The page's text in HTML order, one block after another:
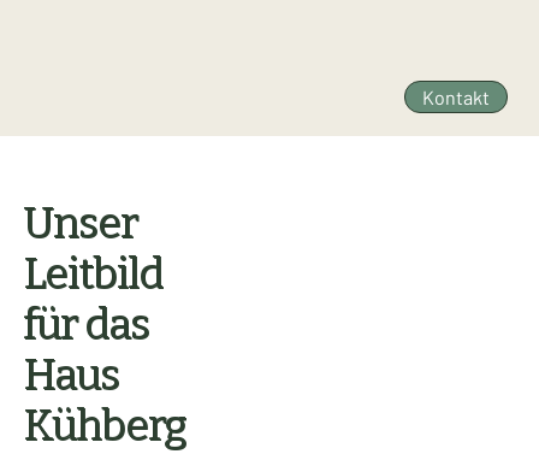
Kontakt
Unser
Leitbild
für das
Haus
Kühberg
Unser
Leitbild
für das
Haus
Kühberg